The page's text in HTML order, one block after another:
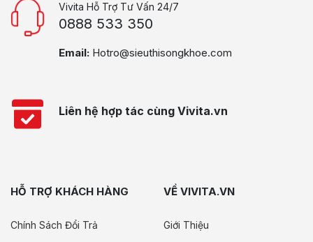
Vivita Hỗ Trợ Tư Vấn 24/7
0888 533 350
Email: Hotro@sieuthisongkhoe.com
Liên hệ hợp tác cùng Vivita.vn
HỖ TRỢ KHÁCH HÀNG
Chính Sách Đổi Trả
VỀ VIVITA.VN
Giới Thiệu